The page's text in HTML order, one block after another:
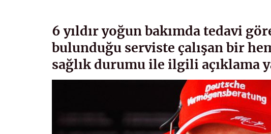
6 yıldır yoğun bakımda tedavi
bulunduğu serviste çalışan bir
sağlık durumu ile ilgili açıklama